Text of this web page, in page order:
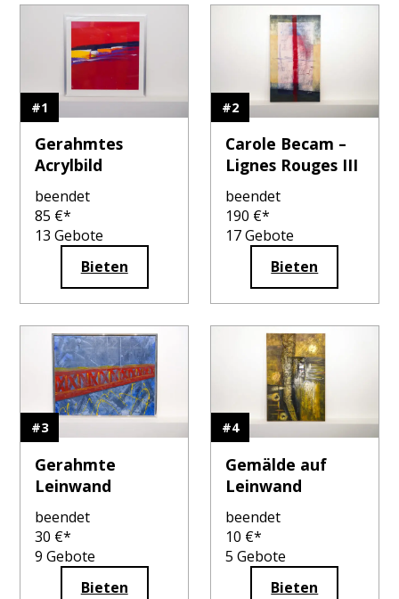
#1
Gerahmtes
Acrylbild
beendet
85 €*
13 Gebote
Bieten
#2
Carole Becam –
Lignes Rouges III
beendet
190 €*
17Gebote
Bieten
#3
Gerahmte
Leinwand
beendet
30 €*
9 Gebote
Bieten
#4
Gemälde auf
Leinwand
beendet
10 €*
5 Gebote
Bieten